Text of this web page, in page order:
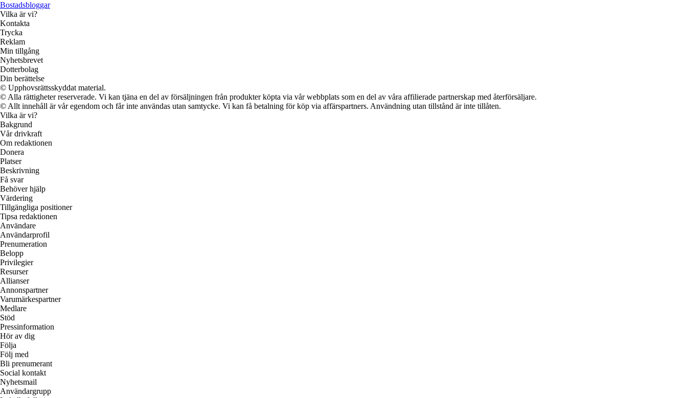
Bostadsbloggar
Vilka är vi?
Kontakta
Trycka
Reklam
Min tillgång
Nyhetsbrevet
Dotterbolag
Din berättelse
© Upphovsrättsskyddat material.
© Alla rättigheter reserverade. Vi kan tjäna en del av försäljningen från produkter köpta via vår webbplats som en del av våra affilierade partnerskap med återförsäljare.
© Allt innehåll är vår egendom och får inte användas utan samtycke. Vi kan få betalning för köp via affärspartners. Användning utan tillstånd är inte tillåten.
Vilka är vi?
Bakgrund
Vår drivkraft
Om redaktionen
Donera
Platser
Beskrivning
Få svar
Behöver hjälp
Värdering
Tillgängliga positioner
Tipsa redaktionen
Användare
Användarprofil
Prenumeration
Belopp
Privilegier
Resurser
Allianser
Annonspartner
Varumärkespartner
Medlare
Stöd
Pressinformation
Hör av dig
Följa
Följ med
Bli prenumerant
Social kontakt
Nyhetsmail
Användargrupp